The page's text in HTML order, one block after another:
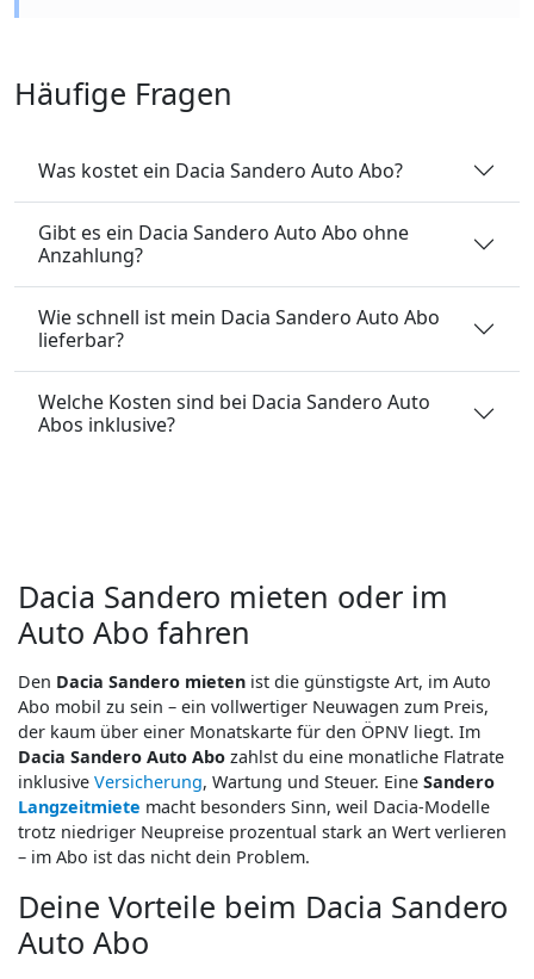
Häufige Fragen
Was kostet ein Dacia Sandero Auto Abo?
Gibt es ein Dacia Sandero Auto Abo ohne
Anzahlung?
Wie schnell ist mein Dacia Sandero Auto Abo
lieferbar?
Welche Kosten sind bei Dacia Sandero Auto
Abos inklusive?
Dacia Sandero mieten oder im
Auto Abo fahren
Den Dacia Sandero mieten ist die günstigste Art, im Auto
Abo mobil zu sein – ein vollwertiger Neuwagen zum Preis,
der kaum über einer Monatskarte für den ÖPNV liegt. Im
Dacia Sandero Auto Abo zahlst du eine monatliche Flatrate
inklusive Versicherung, Wartung und Steuer. Eine Sandero
Langzeitmiete macht besonders Sinn, weil Dacia-Modelle
trotz niedriger Neupreise prozentual stark an Wert verlieren
– im Abo ist das nicht dein Problem.
Deine Vorteile beim Dacia Sandero
Auto Abo